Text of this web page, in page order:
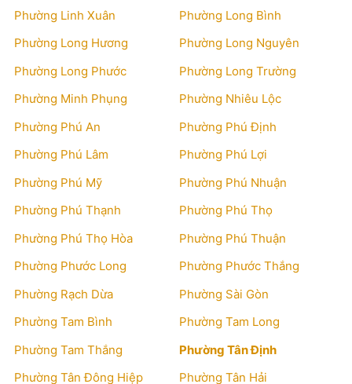
Phường Linh Xuân
Phường Long Bình
Phường Long Hương
Phường Long Nguyên
Phường Long Phước
Phường Long Trường
Phường Minh Phụng
Phường Nhiêu Lộc
Phường Phú An
Phường Phú Định
Phường Phú Lâm
Phường Phú Lợi
Phường Phú Mỹ
Phường Phú Nhuận
Phường Phú Thạnh
Phường Phú Thọ
Phường Phú Thọ Hòa
Phường Phú Thuận
Phường Phước Long
Phường Phước Thắng
Phường Rạch Dừa
Phường Sài Gòn
Phường Tam Bình
Phường Tam Long
Phường Tam Thắng
Phường Tân Định
Phường Tân Đông Hiệp
Phường Tân Hải